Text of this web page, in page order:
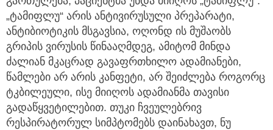
„ტამიფლუ“ არის ანტივირუსული პრეპარატი,
ანტიბიოტიკის მსგავსია, ოღონდ ის მუშაობს
გრიპის ვირუსის წინააღმდეგ, ამიტომ მინდა
ძალიან მკაცრად გავაფრთხილო ადამიანები,
წამლები არ არის კანფეტი, არ შეიძლება როგორც
ტკბილეული, ისე მიიღოს ადამიანმა თავისი
გადაწყვეტილებით. თუკი ჩვეულებრივ
რესპირატორულ სიმპტომებს დაინახავთ, ნუ